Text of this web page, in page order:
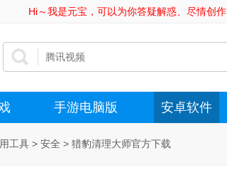
Hi～我是元宝，可以为你答疑解惑、尽情创作
手游电脑版 安卓软件
工具 > 安全 > 猎豹清理大师官方下载